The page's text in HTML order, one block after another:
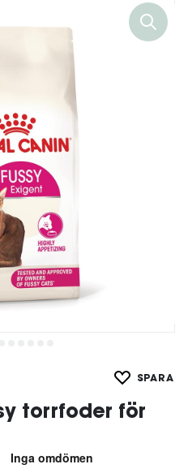
SPARA
torrfoder för